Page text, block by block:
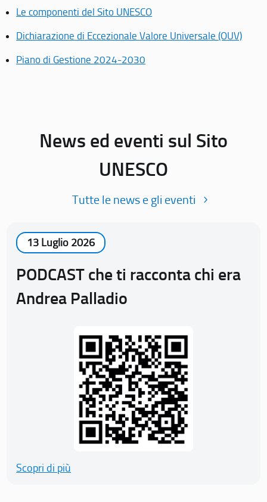
Le componenti del Sito UNESCO
Dichiarazione di Eccezionale Valore Universale (OUV)
Piano di Gestione 2024-2030
News ed eventi sul Sito
UNESCO
Tutte le news e gli eventi
13 Luglio 2026
PODCAST che ti racconta chi era
Andrea Palladio
Scopri di più